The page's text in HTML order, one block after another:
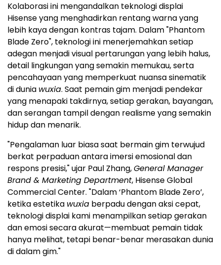
Kolaborasi ini mengandalkan teknologi displai
Hisense yang menghadirkan rentang warna yang
lebih kaya dengan kontras tajam. Dalam "Phantom
Blade Zero", teknologi ini menerjemahkan setiap
adegan menjadi visual pertarungan yang lebih halus,
detail lingkungan yang semakin memukau, serta
pencahayaan yang memperkuat nuansa sinematik
di dunia wuxia. Saat pemain gim menjadi pendekar
yang menapaki takdirnya, setiap gerakan, bayangan,
dan serangan tampil dengan realisme yang semakin
hidup dan menarik.
"Pengalaman luar biasa saat bermain gim terwujud
berkat perpaduan antara imersi emosional dan
respons presisi," ujar Paul Zhang,General Manager
Brand & Marketing Department, Hisense Global
Commercial Center. "Dalam ‘Phantom Blade Zero’,
ketika estetika wuxia berpadu dengan aksi cepat,
teknologi displai kami menampilkan setiap gerakan
dan emosi secara akurat—membuat pemain tidak
hanya melihat, tetapi benar-benar merasakan dunia
di dalam gim."